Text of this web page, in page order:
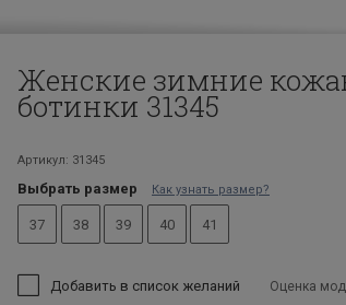
Женские зимние
ботинки 31345
Артикул: 31345
Выбрать размер Как узнать размер?
37 38 39 40 41
Добавить в список желаний Оценка